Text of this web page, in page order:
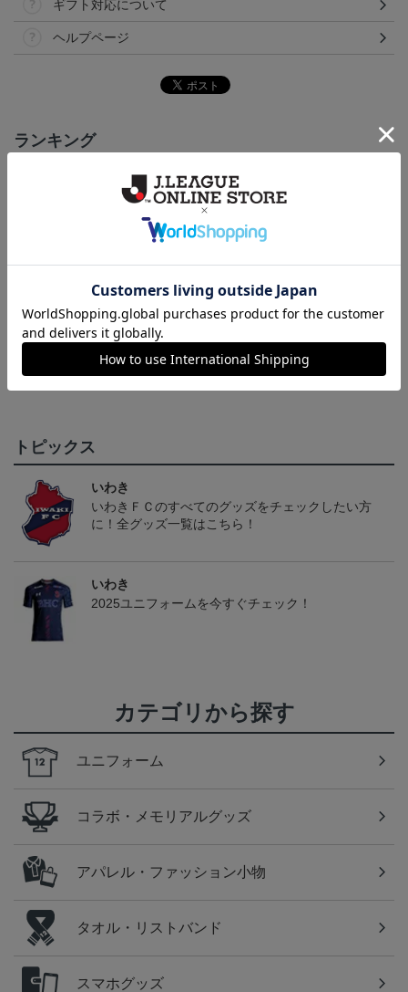
ギフト対応について
ヘルプページ
ランキング
いわきFC アマルルガ
タオルマフラー
2,500円
いわきFC ピカチュウ
タオルマフラー
2,500円
いわきFC 2026/27 1st レ
プリカユニフォーム
15,400円～19,800円
トピックス
いわき
いわきＦＣのすべてのグッズをチェックしたい方
に！全グッズ一覧はこちら！
いわき
2025ユニフォームを今すぐチェック！
カテゴリから探す
ユニフォーム
コラボ・メモリアルグッズ
アパレル・ファッション小物
タオル・リストバンド
スマホグッズ